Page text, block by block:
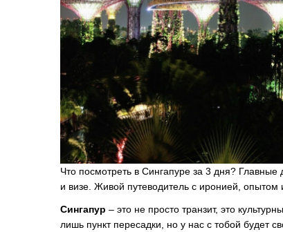
Что посмотреть в Сингапуре за 3 дня?
и визе. Живой путеводитель с иронией, опытом
Сингапур – это не просто транзит, это
лишь пункт пересадки, но у нас с тобой будет